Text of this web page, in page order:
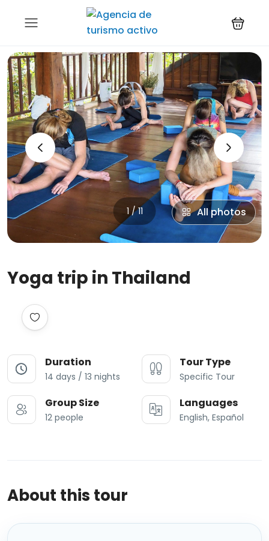
‹ ›
1 / 11 All photos
Yoga trip in Thailand
Duration
14 days / 13 nights
Tour Type
Specific Tour
Group Size
12 people
Languages
English, Español
About this tour